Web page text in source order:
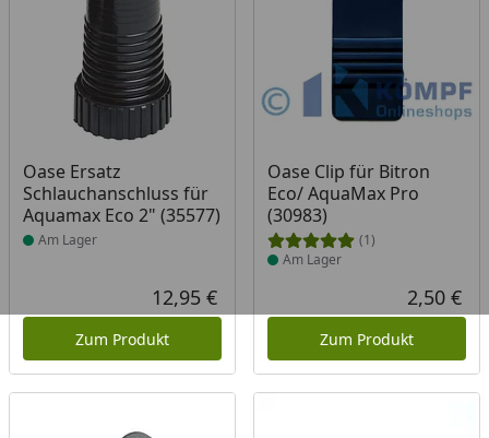
Oase Ersatz
Schlauchanschluss für
Aquamax Eco 2" (35577)
Produkt am Lager
Am Lager
Aktueller Preis
12,95 €
Zum Produkt
Oase Clip für Bitron
Eco/ AquaMax Pro
(30983)
(1)
Produkt am Lager
Am Lager
2,50 €
Zum Produkt